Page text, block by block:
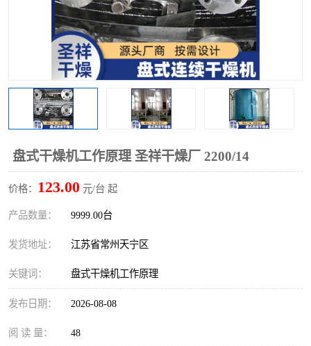
盘式干燥机工作原理 圣祥干燥厂 2200/14
价格： 123.00 元/台 起
产品数量： 9999.00台
发货地址： 江苏省常州天宁区
关键词： 盘式干燥机工作原理
发布日期： 2026-08-08
阅 读 量： 48
振动流化床干燥机 盘式干燥机